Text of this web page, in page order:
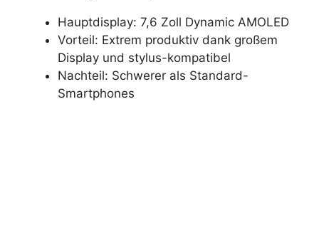
Hauptdisplay: 7,6 Zoll Dynamic AMOLED
Vorteil: Extrem produktiv dank großem
Display und stylus-kompatibel
Nachteil: Schwerer als Standard-
Smartphones